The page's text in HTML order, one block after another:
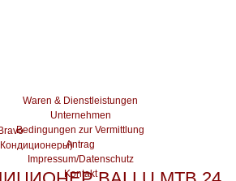
Waren & Dienstleistungen
Unternehmen
Bedingungen zur Vermittlung
Antrag
Impressum/Datenschutz
Kontakt